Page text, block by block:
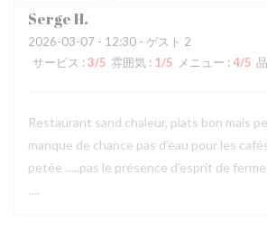
SergeH
2026-03-07 - 12:30 - ゲスト 2
サービス : 3/5 雰囲気 : 1/5 メニュー : 4/5
Restaurant sand chaleur, plats bon mais
manque de chance pas d’eau pour les
petée …..pas le présence d’esprit de
….